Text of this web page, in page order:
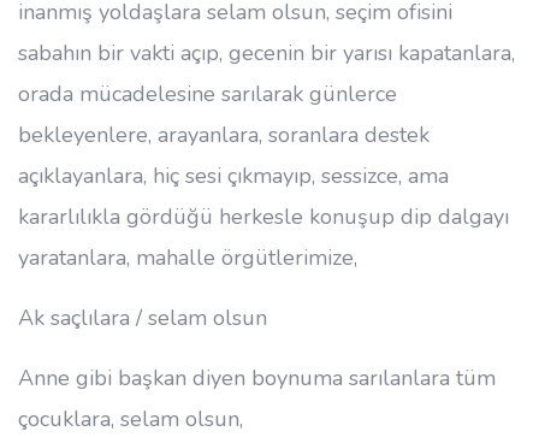
inanmış yoldaşlara selam olsun, seçim ofisini
sabahın bir vakti açıp, gecenin bir yarısı kapatanlara,
orada mücadelesine sarılarak günlerce
bekleyenlere, arayanlara, soranlara destek
açıklayanlara, hiç sesi çıkmayıp, sessizce, ama
kararlılıkla gördüğü herkesle konuşup dip dalgayı
yaratanlara, mahalle örgütlerimize,
Ak saçlılara / selam olsun
Anne gibi başkan diyen boynuma sarılanlara tüm
çocuklara, selam olsun,